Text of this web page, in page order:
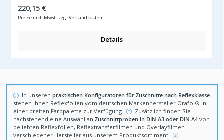
Regulärer Preis:
220,15 €
Preise inkl. MwSt. zzgl Versandkosten
Details
Hinweis zu Zuschnitten
In unseren praktischen Konfiguratoren für Zuschnitte nach Reflexklasse
stehen Ihnen Reflexfolien vom deutschen Markenhersteller Orafol® in
einer breiten Farbpalette zur Verfügung.
Zusätzlich finden Sie
nachstehend eine Auswahl an Zuschnittproben in DIN A3 oder DIN A4von
beliebten Reflexfolien, Reflextransferfilmen und Overlayfilmen
verschiedener Hersteller aus unserem Produktsortiment.